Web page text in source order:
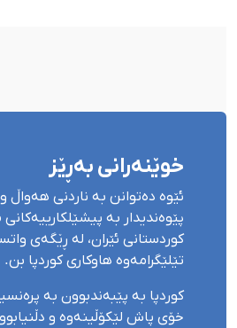
خوێنەرانی بەڕێز
ئێوە دەتوانن بە ناردنی هەواڵ و
پێوەندیدار بە
کوردستانی ئێران، لە ڕێگەی
تێلێگرامەوە هاوکاری کوردپا بن.
کوردپا بە پێبەندبوون بە
خۆی پاش لێکۆڵینەوە و